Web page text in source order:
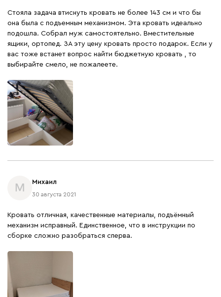
Стояла задача втиснуть кровать не более 143 см и что бы
она была с подъемным механизмом. Эта кровать идеально
подошла. Собрал муж самостоятельно. Вместительные
ящики, ортопед. ЗА эту цену кровать просто подарок. Если у
вас тоже встанет вопрос найти бюджетную кровать , то
выбирайте смело, не пожалеете.
М
Михаил
30 августа 2021
Кровать отличная, качественные материалы, подъёмный
механизм исправный. Единственное, что в инструкции по
сборке сложно разобраться сперва.